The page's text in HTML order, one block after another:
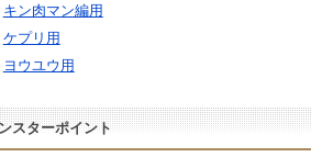
キン肉マン編用
ケプリ用
ヨウユウ用
スターポイント